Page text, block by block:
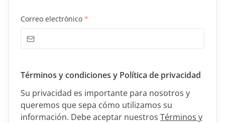
*
Correo electrónico
Términos y condiciones y Política de privacidad
Su privacidad es importante para nosotros y
queremos que sepa cómo utilizamos su
información. Debe aceptar nuestros Términos y